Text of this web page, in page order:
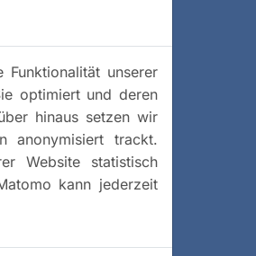
unserer
optimiert und deren
hinaus setzen wir
anonymisiert trackt.
Website statistisch
kann jederzeit